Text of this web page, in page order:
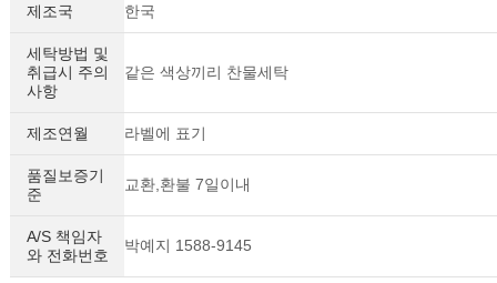
제조국 한국
세탁방법 및
취급시 주의
사항
같은 색상끼리 찬물세탁
제조연월 라벨에 표기
품질보증기
준
교환,환불 7일이내
A/S 책임자
와 전화번호
박예지 1588-9145